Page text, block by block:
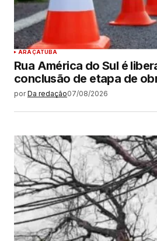
ARAÇATUBA
Rua América do Sul é
conclusão de etapa de
por Da redação07/08/2026